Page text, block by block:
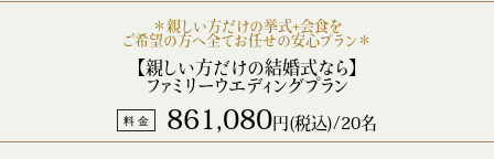
＊親しい方だけの挙式+会食を
ご希望の方へ全てお任せの安心プラン＊
【親しい方だけの結婚式なら】
ファミリーウエディングプラン
料 金 861,080 円(税込)/20名